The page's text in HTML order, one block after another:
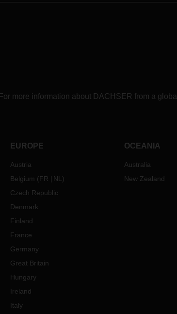
more information about DACHSER from a global
EUROPE
Austria
Belgium (FR NL )
Czech Republic
Denmark
Finland
France
Germany
Great Britain
Hungary
Ireland
Italy
OCEANIA
Australia
New Zealand